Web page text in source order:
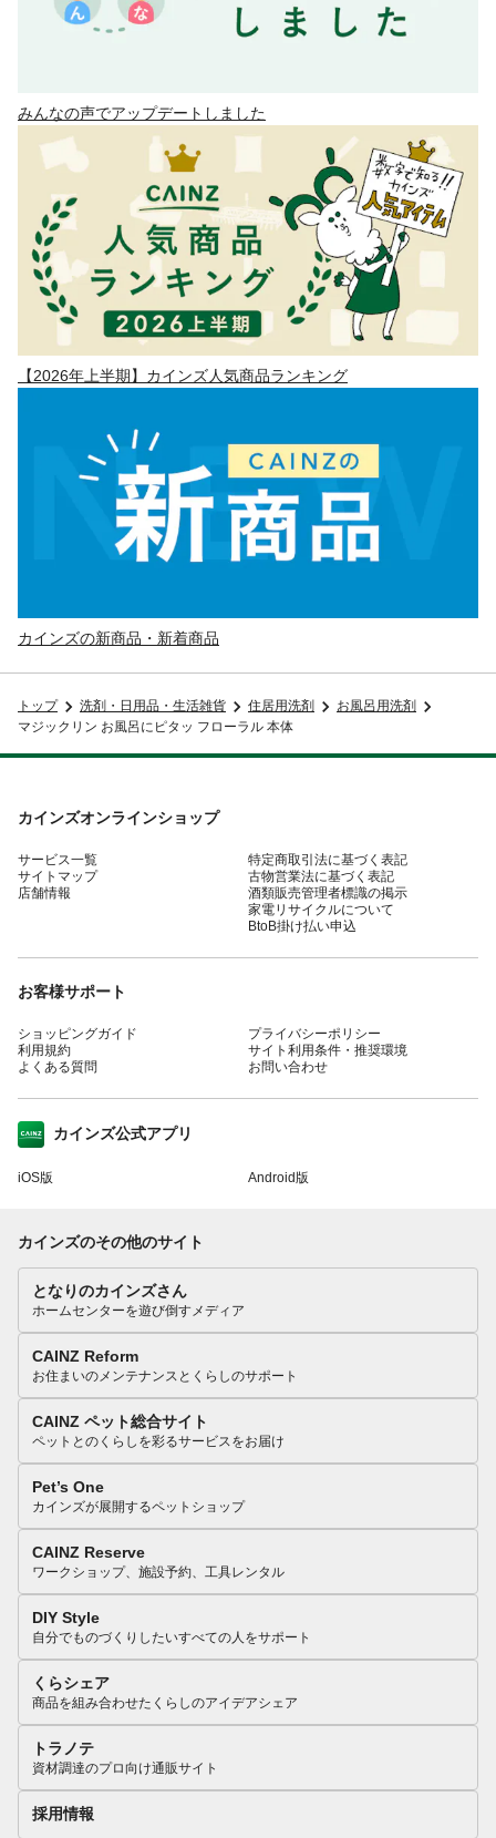
みんなの声でアップデートしました
【2026年上半期】カインズ人気商品ランキング
カインズの新商品・新着商品
トップ 洗剤・日用品・生活雑貨 住居用洗剤
お風呂用洗剤
マジックリン お風呂にピタッ フローラル 本体
カインズオンラインショップ
サービス一覧
サイトマップ
店舗情報
特定商取引法に基づく表記
古物営業法に基づく表記
酒類販売管理者標識の掲示
家電リサイクルについて
BtoB掛け払い申込
お客様サポート
ショッピングガイド
利用規約
よくある質問
プライバシーポリシー
サイト利用条件・推奨環境
お問い合わせ
カインズ公式アプリ
iOS版 Android版
カインズのその他のサイト
となりのカインズさん
ホームセンターを遊び倒すメディア
CAINZ Reform
お住まいのメンテナンスとくらしのサポート
CAINZ ペット総合サイト
ペットとのくらしを彩るサービスをお届け
Pet’s One
カインズが展開するペットショップ
CAINZ Reserve
ワークショップ、施設予約、工具レンタル
DIY Style
自分でものづくりしたいすべての人をサポート
くらシェア
商品を組み合わせたくらしのアイデアシェア
トラノテ
資材調達のプロ向け通販サイト
採用情報